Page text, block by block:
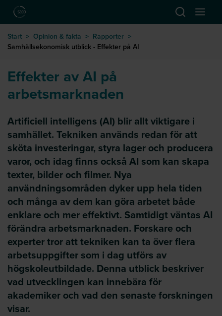
Hoppa till huvudinnehåll Öppna
Start > Opinion & fakta > Rapporter >
Samhällsekonomisk utblick - Effekter på AI
Effekter av AI på
arbetsmarknaden
Artificiell intelligens (AI) blir allt viktigare i
samhället. Tekniken används redan för att
sköta investeringar, styra lager och producera
varor, och idag finns också AI som kan skapa
texter, bilder och filmer. Nya
användningsområden dyker upp hela tiden
och många av dem kan göra arbetet både
enklare och mer effektivt. Samtidigt väntas AI
förändra arbetsmarknaden. Forskare och
experter tror att tekniken kan ta över flera
arbetsuppgifter som i dag utförs av
högskoleutbildade. Denna utblick beskriver
vad utvecklingen kan innebära för
akademiker och vad den senaste forskningen
visar.